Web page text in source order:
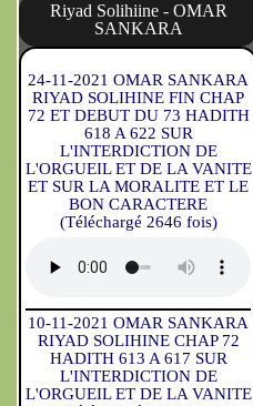
Riyad Solihiine - OMAR
SANKARA
24-11-2021 OMAR SANKARA
RIYAD SOLIHINE FIN CHAP
72 ET DEBUT DU 73 HADITH
618 A 622 SUR
L'INTERDICTION DE
L'ORGUEIL ET DE LA VANITE
ET SUR LA MORALITE ET LE
BON CARACTERE
(Téléchargé 2646 fois)
10-11-2021 OMAR SANKARA
RIYAD SOLIHINE CHAP 72
HADITH 613 A 617 SUR
L'INTERDICTION DE
L'ORGUEIL ET DE LA VANITE